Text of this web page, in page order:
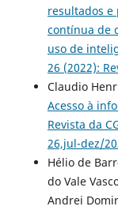
resultados
contínua de
uso de
26 (2022):
Claudio
Acesso à
Revista da
26,jul-dez/
Hélio de
do Vale
Andrei